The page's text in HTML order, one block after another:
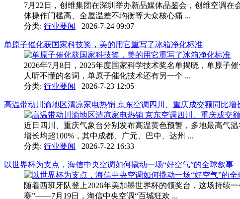
7月22日，创维集团在深圳举办新品媒体品鉴会，创维空调
体操作门槛高、全屋温差不均衡等大众核心痛 ...
分类: 行业要闻 2026-7-24 09:07
单原子催化获国家科技奖，美的用它重写了冰箱净化标准
2026年7月8日，2025年度国家科学技术奖名单揭晓，单原
人听不懂的名词，单原子催化技术还有另一个 ...
分类: 行业要闻 2026-7-23 12:05
高温带动川渝地区清凉家电热销 京东空调四川、重庆成交额同比增
近日四川、重庆气象台分别发布高温黄色预警，多地最高气
增长均超100%，其中成都、广元、巴中、达州 ...
分类: 行业要闻 2026-7-22 16:33
以世界杯为支点，海信中央空调如何撬动一场“好空气”的全球叙事
随着西班牙队登上2026年美加墨世界杯的领奖台，这场持续
赛”——7月19日，海信中央空调“百城狂欢 ...